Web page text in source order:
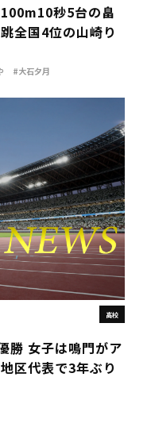
秒5台の畠
全国4位の山崎り
#大石夕月
高校
勝 女子は鳴門がア
区代表で3年ぶり